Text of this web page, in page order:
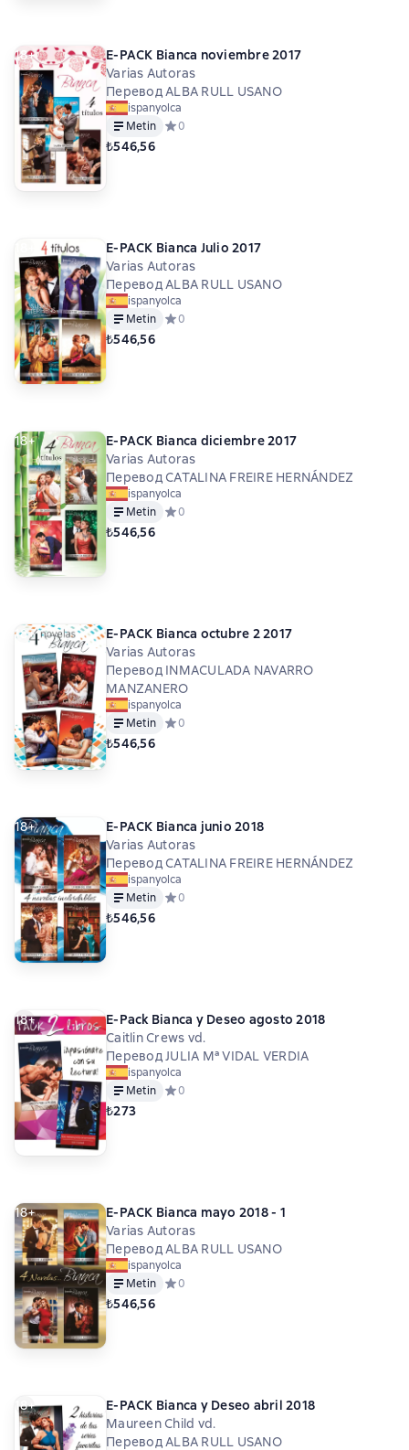
18+
E-PACK Bianca noviembre 2017
Varias Autoras
Перевод ALBA RULL USANO
ispanyolca
Metin
Средний рейтинг 0 на основе 0 оценок
0
₺546,56
E-PACK Bianca Julio 2017
Varias Autoras
Перевод ALBA RULL USANO
ispanyolca
Metin
Средний рейтинг 0 на основе 0 оценок
0
₺546,56
18+
E-PACK Bianca diciembre 2017
Varias Autoras
Перевод CATALINA FREIRE HERNÁNDEZ
ispanyolca
Metin
Средний рейтинг 0 на основе 0 оценок
0
₺546,56
18+
E-PACK Bianca octubre 2 2017
Varias Autoras
Перевод INMACULADA NAVARRO
MANZANERO
ispanyolca
Metin
Средний рейтинг 0 на основе 0 оценок
0
₺546,56
18+
E-PACK Bianca junio 2018
Varias Autoras
Перевод CATALINA FREIRE HERNÁNDEZ
ispanyolca
Metin
Средний рейтинг 0 на основе 0 оценок
0
₺546,56
18+
E-Pack Bianca y Deseo agosto 2018
Caitlin Crews vd.
Перевод JULIA Mª VIDAL VERDIA
ispanyolca
Metin
Средний рейтинг 0 на основе 0 оценок
0
₺273
18+
E-PACK Bianca mayo 2018 - 1
Varias Autoras
Перевод ALBA RULL USANO
ispanyolca
Metin
Средний рейтинг 0 на основе 0 оценок
0
₺546,56
18+
E-PACK Bianca y Deseo abril 2018
Maureen Child vd.
Перевод ALBA RULL USANO